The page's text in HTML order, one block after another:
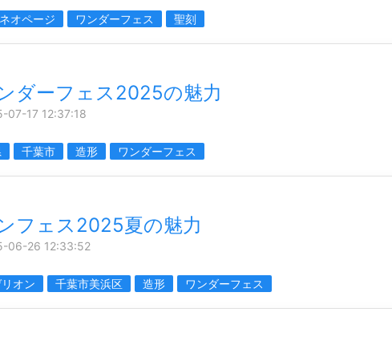
ネオページ ワンダーフェス 聖刻
ダーフェス2025の魅力
07-17 12:37:18
千葉市 造形 ワンダーフェス
フェス2025夏の魅力
06-26 12:33:52
オン 千葉市美浜区 造形 ワンダーフェス